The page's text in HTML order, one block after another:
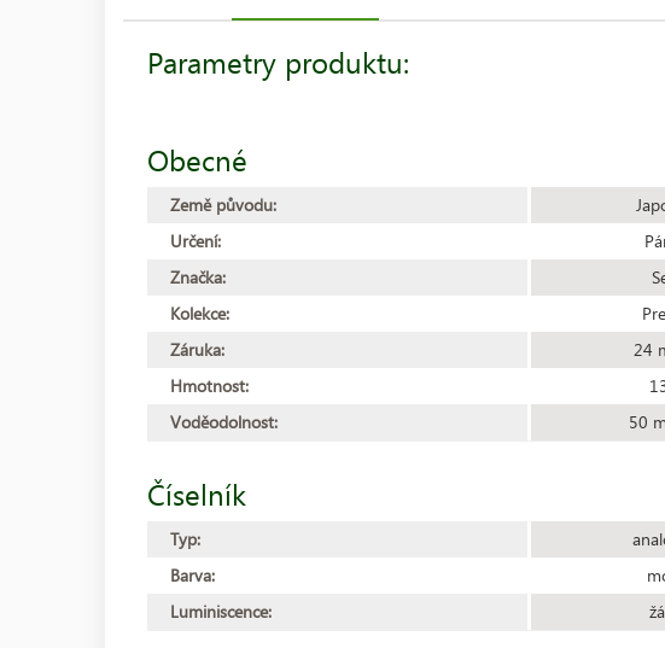
Parametry produktu:
Obecné
Země původu:
Určení:
Značka:
Kolekce:
Záruka:
24
Hmotnost:
Voděodolnost:
50
Číselník
Typ:
Barva:
Luminiscence: